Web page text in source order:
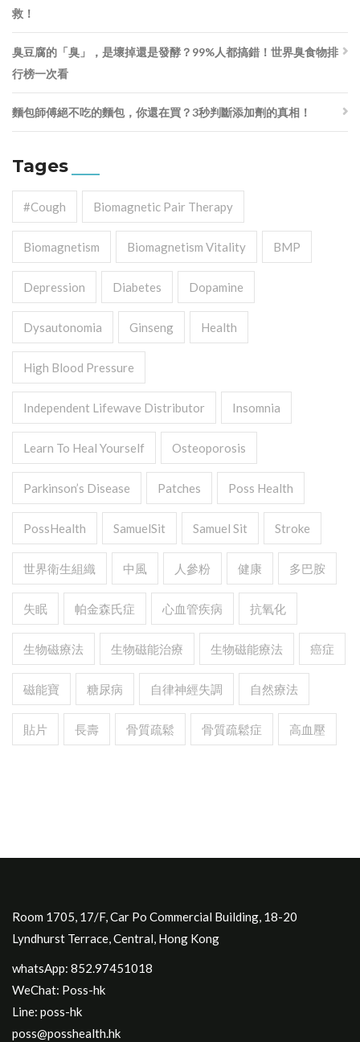
救！
臭豆腐的「臭」，是壞掉還是發酵？99%人都搞錯！世界臭食物排
行榜一次看
麵包師傅絕不吃的麵包，你還在買？3秒判斷添加劑的真相！
Tages
#cough Biomagnetic Pair Therapy
Biomagnetism Biomagnetism Vitality BMP
Depression Diabetes Dopamine
Dysautonomia Ginseng Health
High Blood Pressure
Independent Lifewave Distributor Insomnia
Learn To Heal Yourself Osteoporosis
Parkinson’s Disease Patches Poss Health
PossHealth SamuelSit Samuel Sit Stroke
世界衛生組織 中風 人參粉 健康 多巴胺
失眠 帕金森氏症 心血管疾病 抗氧化
生物磁療法 生物磁能治療 生物磁能療法 癌症
磁能寶 糖尿病 自律神經失調 自然療法
貼片 長壽 骨質疏鬆 骨質疏鬆症 高血壓
Room 1705, 17/F, Car Po Commercial Building, 18-20
Lyndhurst Terrace, Central, Hong Kong
whatsApp: 852.97451018
WeChat: Poss-hk
Line: poss-hk
poss@posshealth.hk